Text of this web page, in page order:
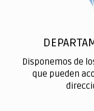
Disponemos de
que pueden